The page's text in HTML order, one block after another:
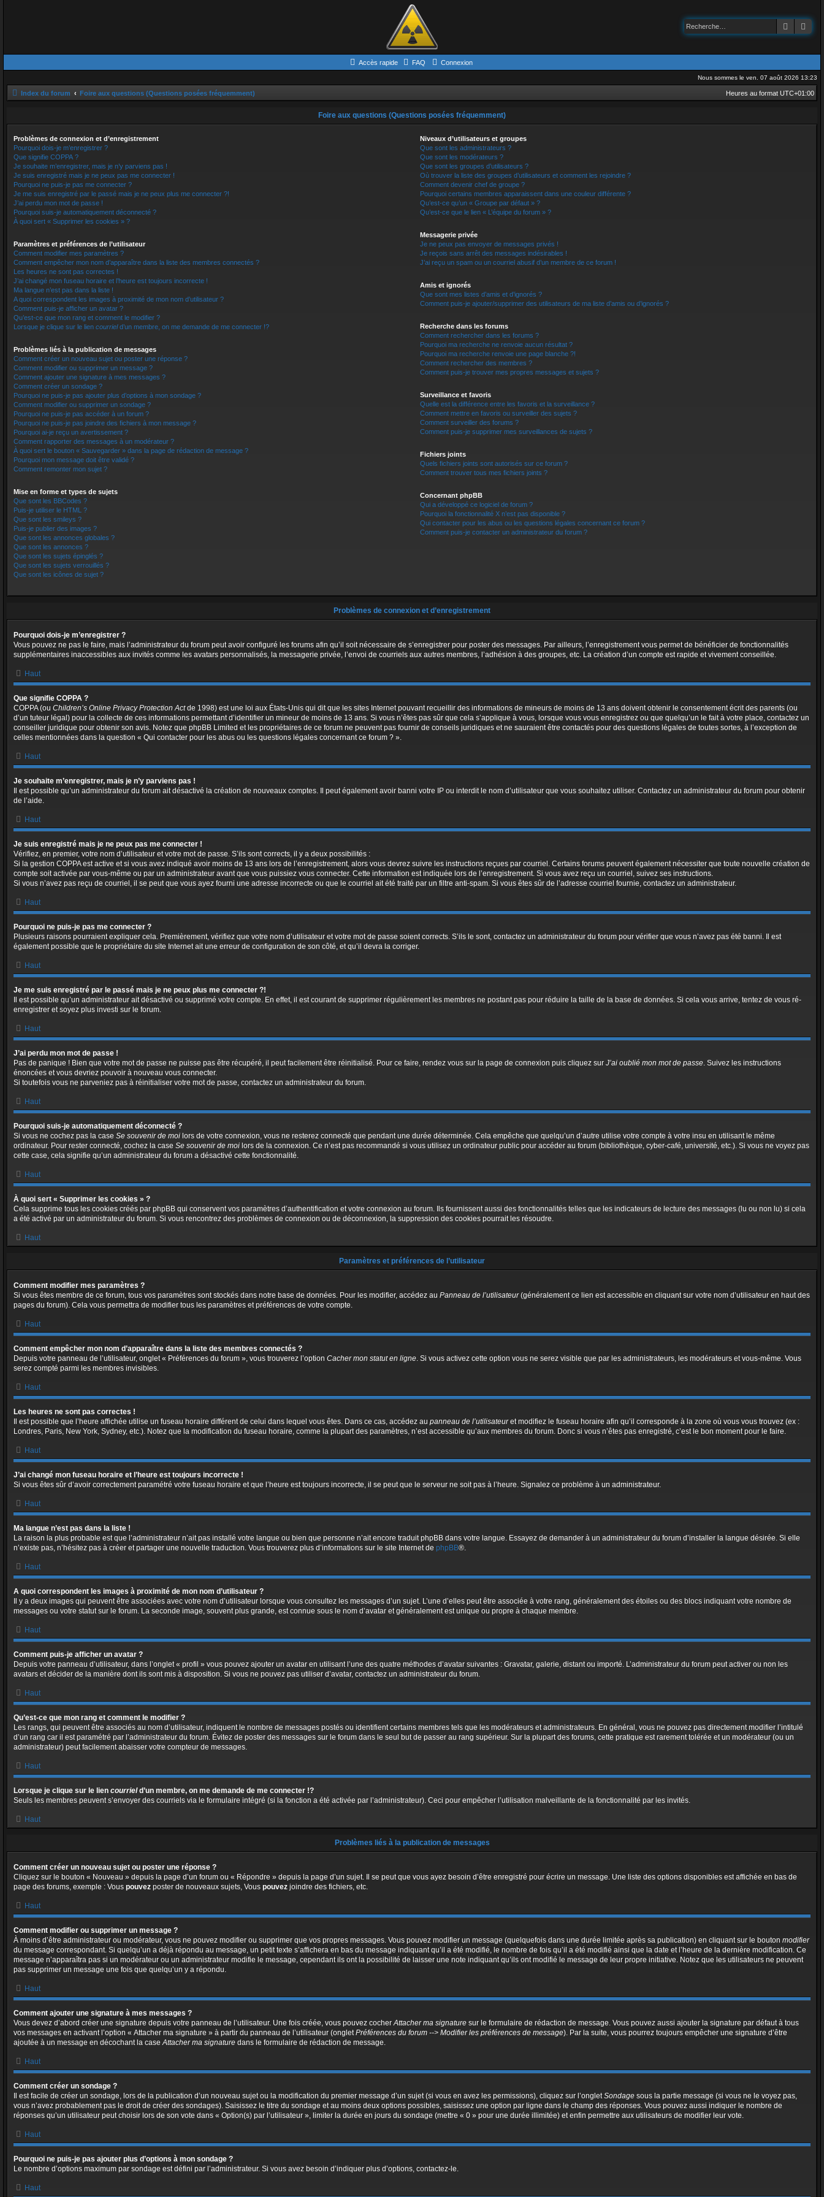
Accès rapide FAQ Connexion
Nous sommes le ven. 07 août 2026 13:23
Index du forum Foire aux questions (Questions posées fréquemment) Heures au format UTC+01:00
Foire aux questions (Questions posées fréquemment)
Problèmes de connexion et d’enregistrement
Pourquoi dois-je m’enregistrer ?
Que signifie COPPA ?
Je souhaite m’enregistrer, mais je n’y parviens pas !
Je suis enregistré mais je ne peux pas me connecter !
Pourquoi ne puis-je pas me connecter ?
Je me suis enregistré par le passé mais je ne peux plus me connecter ?!
J’ai perdu mon mot de passe !
Pourquoi suis-je automatiquement déconnecté ?
À quoi sert « Supprimer les cookies » ?
Paramètres et préférences de l’utilisateur
Comment modifier mes paramètres ?
Comment empêcher mon nom d’apparaître dans la liste des membres connectés ?
Les heures ne sont pas correctes !
J’ai changé mon fuseau horaire et l’heure est toujours incorrecte !
Ma langue n’est pas dans la liste !
A quoi correspondent les images à proximité de mon nom d’utilisateur ?
Comment puis-je afficher un avatar ?
Qu’est-ce que mon rang et comment le modifier ?
Lorsque je clique sur le lien courrield’un membre, on me demande de me connecter !?
Problèmes liés à la publication de messages
Comment créer un nouveau sujet ou poster une réponse ?
Comment modifier ou supprimer un message ?
Comment ajouter une signature à mes messages ?
Comment créer un sondage ?
Pourquoi ne puis-je pas ajouter plus d’options à mon sondage ?
Comment modifier ou supprimer un sondage ?
Pourquoi ne puis-je pas accéder à un forum ?
Pourquoi ne puis-je pas joindre des fichiers à mon message ?
Pourquoi ai-je reçu un avertissement ?
Comment rapporter des messages à un modérateur ?
À quoi sert le bouton « Sauvegarder » dans la page de rédaction de message ?
Pourquoi mon message doit être validé ?
Comment remonter mon sujet ?
Mise en forme et types de sujets
Que sont les BBCodes ?
Puis-je utiliser le HTML ?
Que sont les smileys ?
Puis-je publier des images ?
Que sont les annonces globales ?
Que sont les annonces ?
Que sont les sujets épinglés ?
Que sont les sujets verrouillés ?
Que sont les icônes de sujet ?
Niveaux d’utilisateurs et groupes
Que sont les administrateurs ?
Que sont les modérateurs ?
Que sont les groupes d’utilisateurs ?
Où trouver la liste des groupes d’utilisateurs et comment les rejoindre ?
Comment devenir chef de groupe ?
Pourquoi certains membres apparaissent dans une couleur différente ?
Qu’est-ce qu’un « Groupe par défaut » ?
Qu’est-ce que le lien « L’équipe du forum » ?
Messagerie privée
Je ne peux pas envoyer de messages privés !
Je reçois sans arrêt des messages indésirables !
J’ai reçu un spam ou un courriel abusif d’un membre de ce forum !
Amis et ignorés
Que sont mes listes d’amis et d’ignorés ?
Comment puis-je ajouter/supprimer des utilisateurs de ma liste d’amis ou d’ignorés ?
Recherche dans les forums
Comment rechercher dans les forums ?
Pourquoi ma recherche ne renvoie aucun résultat ?
Pourquoi ma recherche renvoie une page blanche ?!
Comment rechercher des membres ?
Comment puis-je trouver mes propres messages et sujets ?
Surveillance et favoris
Quelle est la différence entre les favoris et la surveillance ?
Comment mettre en favoris ou surveiller des sujets ?
Comment surveiller des forums ?
Comment puis-je supprimer mes surveillances de sujets ?
Fichiers joints
Quels fichiers joints sont autorisés sur ce forum ?
Comment trouver tous mes fichiers joints ?
Concernant phpBB
Qui a développé ce logiciel de forum ?
Pourquoi la fonctionnalité X n’est pas disponible ?
Qui contacter pour les abus ou les questions légales concernant ce forum ?
Comment puis-je contacter un administrateur du forum ?
Problèmes de connexion et d’enregistrement
Pourquoi dois-je m’enregistrer ?
Vous pouvez ne pas le faire, mais l’administrateur du forum peut avoir configuré les forums afin qu’il soit nécessaire de s’enregistrer pour poster des messages. Par ailleurs, l’enregistrement vous permet de bénéficier de fonctionnalités
supplémentaires inaccessibles aux invités comme les avatars personnalisés, la messagerie privée, l’envoi de courriels aux autres membres, l’adhésion à des groupes, etc. La création d’un compte est rapide et vivement conseillée.
Haut
Que signifie COPPA ?
COPPA (ou Children’s Online Privacy Protection Actde 1998) est une loi aux États-Unis qui dit que les sites Internet pouvant recueillir des informations de mineurs de moins de 13 ans doivent obtenir le consentement écrit des parents (ou
d’un tuteur légal) pour la collecte de ces informations permettant d’identifier un mineur de moins de 13 ans. Si vous n’êtes pas sûr que cela s’applique à vous, lorsque vous vous enregistrez ou que quelqu’un le fait à votre place, contactez un
conseiller juridique pour obtenir son avis. Notez que phpBB Limited et les propriétaires de ce forum ne peuvent pas fournir de conseils juridiques et ne sauraient être contactés pour des questions légales de toutes sortes, à l’exception de
celles mentionnées dans la question « Qui contacter pour les abus ou les questions légales concernant ce forum ? ».
Haut
Je souhaite m’enregistrer, mais je n’y parviens pas !
Il est possible qu’un administrateur du forum ait désactivé la création de nouveaux comptes. Il peut également avoir banni votre IP ou interdit le nom d’utilisateur que vous souhaitez utiliser. Contactez un administrateur du forum pour obtenir
de l’aide.
Haut
Je suis enregistré mais je ne peux pas me connecter !
Vérifiez, en premier, votre nom d’utilisateur et votre mot de passe. S’ils sont corrects, il y a deux possibilités :
Si la gestion COPPA est active et si vous avez indiqué avoir moins de 13 ans lors de l’enregistrement, alors vous devrez suivre les instructions reçues par courriel. Certains forums peuvent également nécessiter que toute nouvelle création de
compte soit activée par vous-même ou par un administrateur avant que vous puissiez vous connecter. Cette information est indiquée lors de l’enregistrement. Si vous avez reçu un courriel, suivez ses instructions.
Si vous n’avez pas reçu de courriel, il se peut que vous ayez fourni une adresse incorrecte ou que le courriel ait été traité par un filtre anti-spam. Si vous êtes sûr de l’adresse courriel fournie, contactez un administrateur.
Haut
Pourquoi ne puis-je pas me connecter ?
Plusieurs raisons pourraient expliquer cela. Premièrement, vérifiez que votre nom d’utilisateur et votre mot de passe soient corrects. S’ils le sont, contactez un administrateur du forum pour vérifier que vous n’avez pas été banni. Il est
également possible que le propriétaire du site Internet ait une erreur de configuration de son côté, et qu’il devra la corriger.
Haut
Je me suis enregistré par le passé mais je ne peux plus me connecter ?!
Il est possible qu’un administrateur ait désactivé ou supprimé votre compte. En effet, il est courant de supprimer régulièrement les membres ne postant pas pour réduire la taille de la base de données. Si cela vous arrive, tentez de vous ré-
enregistrer et soyez plus investi sur le forum.
Haut
J’ai perdu mon mot de passe !
Pas de panique ! Bien que votre mot de passe ne puisse pas être récupéré, il peut facilement être réinitialisé. Pour ce faire, rendez vous sur la page de connexion puis cliquez sur J’ai oublié mon mot de passe. Suivez les instructions
énoncées et vous devriez pouvoir à nouveau vous connecter.
Si toutefois vous ne parveniez pas à réinitialiser votre mot de passe, contactez un administrateur du forum.
Haut
Pourquoi suis-je automatiquement déconnecté ?
Si vous ne cochez pas la case Se souvenir de moi lors de votre connexion, vous ne resterez connecté que pendant une durée déterminée. Cela empêche que quelqu’un d’autre utilise votre compte à votre insu en utilisant le même
ordinateur. Pour rester connecté, cochez la case Se souvenir de moi lors de la connexion. Ce n’est pas recommandé si vous utilisez un ordinateur public pour accéder au forum (bibliothèque, cyber-café, université, etc.). Si vous ne voyez pas
cette case, cela signifie qu’un administrateur du forum a désactivé cette fonctionnalité.
Haut
À quoi sert « Supprimer les cookies » ?
Cela supprime tous les cookies créés par phpBB qui conservent vos paramètres d’authentification et votre connexion au forum. Ils fournissent aussi des fonctionnalités telles que les indicateurs de lecture des messages (lu ou non lu) si cela
a été activé par un administrateur du forum. Si vous rencontrez des problèmes de connexion ou de déconnexion, la suppression des cookies pourrait les résoudre.
Haut
Paramètres et préférences de l’utilisateur
Comment modifier mes paramètres ?
Si vous êtes membre de ce forum, tous vos paramètres sont stockés dans notre base de données. Pour les modifier, accédez au Panneau de l’utilisateur(généralement ce lien est accessible en cliquant sur votre nom d’utilisateur en haut des
pages du forum). Cela vous permettra de modifier tous les paramètres et préférences de votre compte.
Haut
Comment empêcher mon nom d’apparaître dans la liste des membres connectés ?
Depuis votre panneau de l’utilisateur, onglet « Préférences du forum », vous trouverez l’option Cacher mon statut en ligne. Si vous activez cette option vous ne serez visible que par les administrateurs, les modérateurs et vous-même. Vous
serez compté parmi les membres invisibles.
Haut
Les heures ne sont pas correctes !
Il est possible que l’heure affichée utilise un fuseau horaire différent de celui dans lequel vous êtes. Dans ce cas, accédez au panneau de l’utilisateuret modifiez le fuseau horaire afin qu’il corresponde à la zone où vous vous trouvez (ex :
Londres, Paris, New York, Sydney, etc.). Notez que la modification du fuseau horaire, comme la plupart des paramètres, n’est accessible qu’aux membres du forum. Donc si vous n’êtes pas enregistré, c’est le bon moment pour le faire.
Haut
J’ai changé mon fuseau horaire et l’heure est toujours incorrecte !
Si vous êtes sûr d’avoir correctement paramétré votre fuseau horaire et que l’heure est toujours incorrecte, il se peut que le serveur ne soit pas à l’heure. Signalez ce problème à un administrateur.
Haut
Ma langue n’est pas dans la liste !
La raison la plus probable est que l’administrateur n’ait pas installé votre langue ou bien que personne n’ait encore traduit phpBB dans votre langue. Essayez de demander à un administrateur du forum d’installer la langue désirée. Si elle
n’existe pas, n’hésitez pas à créer et partager une nouvelle traduction. Vous trouverez plus d’informations sur le site Internet de phpBB®.
Haut
A quoi correspondent les images à proximité de mon nom d’utilisateur ?
Il y a deux images qui peuvent être associées avec votre nom d’utilisateur lorsque vous consultez les messages d’un sujet. L’une d’elles peut être associée à votre rang, généralement des étoiles ou des blocs indiquant votre nombre de
messages ou votre statut sur le forum. La seconde image, souvent plus grande, est connue sous le nom d’avatar et généralement est unique ou propre à chaque membre.
Haut
Comment puis-je afficher un avatar ?
Depuis votre panneau d’utilisateur, dans l’onglet « profil » vous pouvez ajouter un avatar en utilisant l’une des quatre méthodes d’avatar suivantes : Gravatar, galerie, distant ou importé. L’administrateur du forum peut activer ou non les
avatars et décider de la manière dont ils sont mis à disposition. Si vous ne pouvez pas utiliser d’avatar, contactez un administrateur du forum.
Haut
Qu’est-ce que mon rang et comment le modifier ?
Les rangs, qui peuvent être associés au nom d’utilisateur, indiquent le nombre de messages postés ou identifient certains membres tels que les modérateurs et administrateurs. En général, vous ne pouvez pas directement modifier l’intitulé
d’un rang car il est paramétré par l’administrateur du forum. Évitez de poster des messages sur le forum dans le seul but de passer au rang supérieur. Sur la plupart des forums, cette pratique est rarement tolérée et un modérateur (ou un
administrateur) peut facilement abaisser votre compteur de messages.
Haut
Lorsque je clique sur le lien courrield’un membre, on me demande de me connecter !?
Seuls les membres peuvent s’envoyer des courriels via le formulaire intégré (si la fonction a été activée par l’administrateur). Ceci pour empêcher l’utilisation malveillante de la fonctionnalité par les invités.
Haut
Problèmes liés à la publication de messages
Comment créer un nouveau sujet ou poster une réponse ?
Cliquez sur le bouton « Nouveau » depuis la page d’un forum ou « Répondre » depuis la page d’un sujet. Il se peut que vous ayez besoin d’être enregistré pour écrire un message. Une liste des options disponibles est affichée en bas de
page des forums, exemple : Vous pouvez poster de nouveaux sujets, Vous pouvez joindre des fichiers, etc.
Haut
Comment modifier ou supprimer un message ?
À moins d’être administrateur ou modérateur, vous ne pouvez modifier ou supprimer que vos propres messages. Vous pouvez modifier un message (quelquefois dans une durée limitée après sa publication) en cliquant sur le bouton modifier
du message correspondant. Si quelqu’un a déjà répondu au message, un petit texte s’affichera en bas du message indiquant qu’il a été modifié, le nombre de fois qu’il a été modifié ainsi que la date et l’heure de la dernière modification. Ce
message n’apparaîtra pas si un modérateur ou un administrateur modifie le message, cependant ils ont la possibilité de laisser une note indiquant qu’ils ont modifié le message de leur propre initiative. Notez que les utilisateurs ne peuvent
pas supprimer un message une fois que quelqu’un y a répondu.
Haut
Comment ajouter une signature à mes messages ?
Vous devez d’abord créer une signature depuis votre panneau de l’utilisateur. Une fois créée, vous pouvez cocherAttacher ma signature sur le formulaire de rédaction de message. Vous pouvez aussi ajouter la signature par défaut à tous
vos messages en activant l’option « Attacher ma signature » à partir du panneau de l’utilisateur (ongletPréférences du forum --> Modifier les préférences de message). Par la suite, vous pourrez toujours empêcher une signature d’être
ajoutée à un message en décochant la caseAttacher ma signature dans le formulaire de rédaction de message.
Haut
Comment créer un sondage ?
Il est facile de créer un sondage, lors de la publication d’un nouveau sujet ou la modification du premier message d’un sujet (si vous en avez les permissions), cliquez sur l’ongletSondage sous la partie message (si vous ne le voyez pas,
vous n’avez probablement pas le droit de créer des sondages). Saisissez le titre du sondage et au moins deux options possibles, saisissez une option par ligne dans le champ des réponses. Vous pouvez aussi indiquer le nombre de
réponses qu’un utilisateur peut choisir lors de son vote dans « Option(s) par l’utilisateur », limiter la durée en jours du sondage (mettre « 0 » pour une durée illimitée) et enfin permettre aux utilisateurs de modifier leur vote.
Haut
Pourquoi ne puis-je pas ajouter plus d’options à mon sondage ?
Le nombre d’options maximum par sondage est défini par l’administrateur. Si vous avez besoin d’indiquer plus d’options, contactez-le.
Haut